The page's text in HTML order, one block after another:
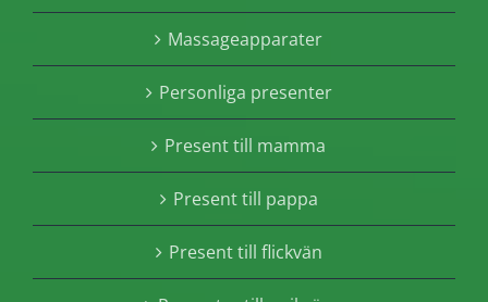
Massageapparater
Personliga presenter
Present till mamma
Present till pappa
Present till flickvän